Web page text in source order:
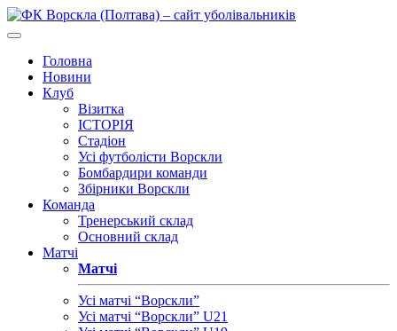
Головна
Новини
Клуб
Візитка
ІСТОРІЯ
Стадіон
Усі футболісти Ворскли
Бомбардири команди
Збірники Ворскли
Команда
Тренерський склад
Основний склад
Матчі
Матчі
Усі матчі “Ворскли”
Усі матчі “Ворскли” U21